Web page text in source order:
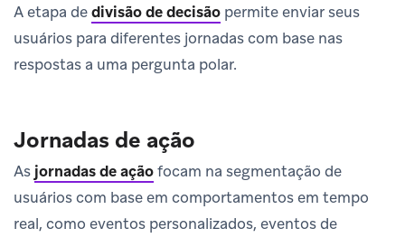
A etapa dedivisão de decisão permite enviar seus
usuários para diferentes jornadas com base nas
respostas a uma pergunta polar.
Jornadas de ação
As jornadas de açãofocam na segmentação de
usuários com base em comportamentos em tempo
real, como eventos personalizados, eventos de